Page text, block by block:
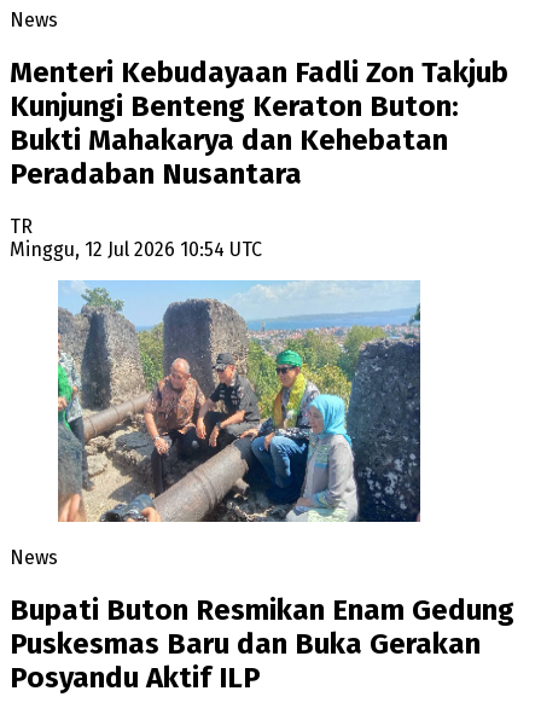
News
Menteri Kebudayaan Fadli Zon Takjub
Kunjungi Benteng Keraton Buton:
Bukti Mahakarya dan Kehebatan
Peradaban Nusantara
TR
Minggu, 12 Jul 2026 10:54 UTC
News
Bupati Buton Resmikan Enam Gedung
Puskesmas Baru dan Buka Gerakan
Posyandu Aktif ILP